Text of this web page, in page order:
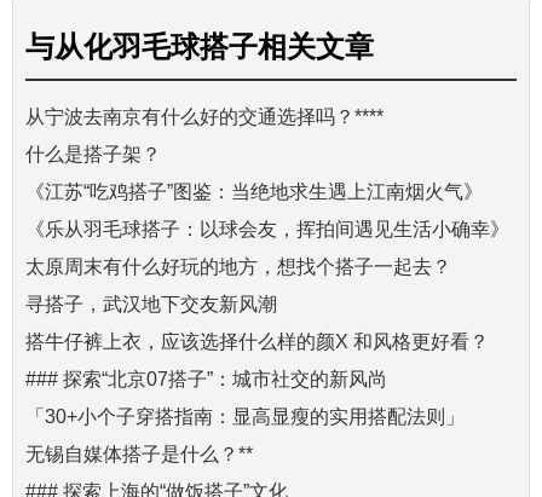
与从化羽毛球搭子相关文章
从宁波去南京有什么好的交通选择吗？****
什么是搭子架？
《江苏“吃鸡搭子”图鉴：当绝地求生遇上江南烟火气》
《乐从羽毛球搭子：以球会友，挥拍间遇见生活小确幸》
太原周末有什么好玩的地方，想找个搭子一起去？
寻搭子，武汉地下交友新风潮
搭牛仔裤上衣，应该选择什么样的颜X 和风格更好看？
### 探索“北京07搭子”：城市社交的新风尚
「30+小个子穿搭指南：显高显瘦的实用搭配法则」
无锡自媒体搭子是什么？**
### 探索上海的“做饭搭子”文化